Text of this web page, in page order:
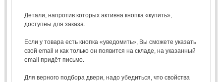
Детали, напротив которых активна кнопка «купить»,
доступны для заказа.
Если у товара есть кнопка «уведомить», Вы сможете указать
свой email и как только он появится на складе, на указанный
email придёт письмо.
Для верного подбора двери, надо убедиться, что свойства